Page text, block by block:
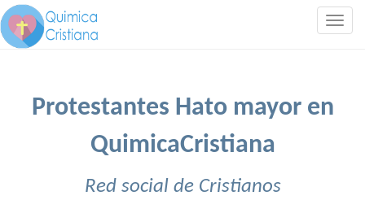
Protestantes Hato mayor en
QuimicaCristiana
Red social de Cristianos